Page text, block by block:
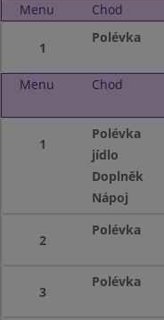
Menu Chod
1
Polévka
Menu Chod
1
Polévka
jídlo
Doplněk
Nápoj
2
Polévka
3
Polévka